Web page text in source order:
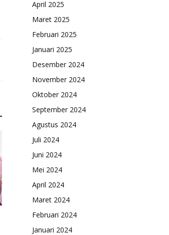
April 2025
Maret 2025
Februari 2025
Januari 2025
Desember 2024
November 2024
Oktober 2024
September 2024
Agustus 2024
Juli 2024
Juni 2024
Mei 2024
April 2024
Maret 2024
Februari 2024
Januari 2024